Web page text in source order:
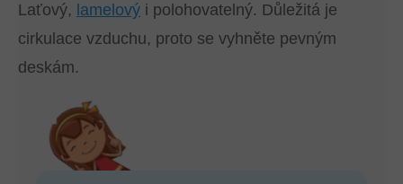
Laťový, lamelový i polohovatelný. Důležitá je
cirkulace vzduchu, proto se vyhněte pevným
deskám.